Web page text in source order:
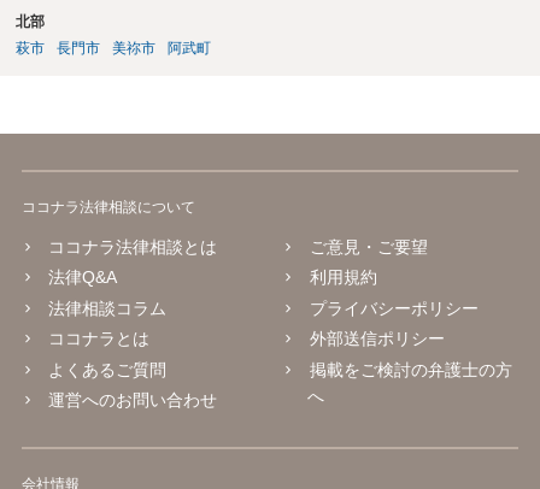
知覚検査、可動域検査などの要否を医師が判断することになります。
後遺障害診断書では、自覚症状だけでなく、他覚所見、神経学的所
見、画像所見、症状の一貫性が重要になります。不安であれば、受診
るべき症状や記載内容について弁護士に相談等することをお勧めいた
北部
萩市
長門市 美祢市 阿武町
ココナラ法律相談について
ココナラ法律相談とは
法律Q&A
法律相談コラム
ココナラとは
よくあるご質問
運営へのお問い合わせ
ご意見・ご要望
利用規約
プライバシーポリシー
外部送信ポリシー
掲載をご検討の弁護士の方
へ
会社情報